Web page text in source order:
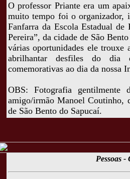
O professor Priante era um
muito tempo foi o organizador,
Fanfarra da Escola Estadual
Pereira”, da cidade de São
várias oportunidades ele trouxe
abrilhantar desfiles do dia
comemorativas ao dia da nossa
OBS: Fotografia gentilmente
amigo/irmão Manoel Coutinho,
de São Bento do Sapucaí.
Pessoas -